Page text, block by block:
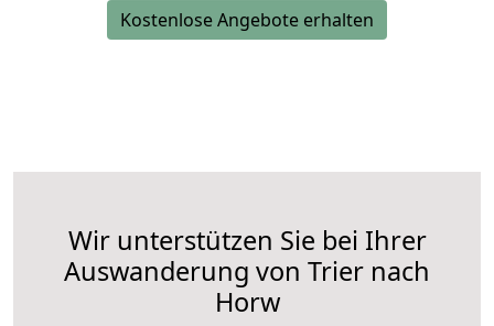
Kostenlose Angebote erhalten
Wir unterstützen Sie bei Ihrer
Auswanderung von Trier nach
Horw